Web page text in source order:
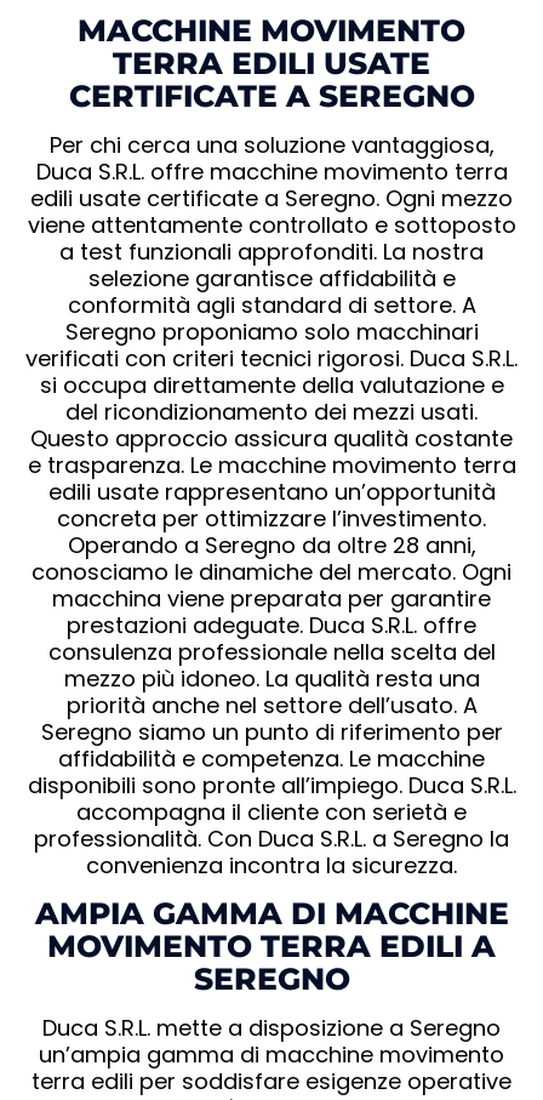
MACCHINE MOVIMENTO
TERRA EDILI USATE
CERTIFICATE A SEREGNO
Per chi cerca una soluzione vantaggiosa,
Duca S.R.L. offre macchine movimento terra
edili usate certificate a Seregno. Ogni mezzo
viene attentamente controllato e sottoposto
a test funzionali approfonditi. La nostra
selezione garantisce affidabilità e
conformità agli standard di settore. A
Seregno proponiamo solo macchinari
verificati con criteri tecnici rigorosi. Duca S.R.L.
si occupa direttamente della valutazione e
del ricondizionamento dei mezzi usati.
Questo approccio assicura qualità costante
e trasparenza. Le macchine movimento terra
edili usate rappresentano un’opportunità
concreta per ottimizzare l’investimento.
Operando a Seregno da oltre 28 anni,
conosciamo le dinamiche del mercato. Ogni
macchina viene preparata per garantire
prestazioni adeguate. Duca S.R.L. offre
consulenza professionale nella scelta del
mezzo più idoneo. La qualità resta una
priorità anche nel settore dell’usato. A
Seregno siamo un punto di riferimento per
affidabilità e competenza. Le macchine
disponibili sono pronte all’impiego. Duca S.R.L.
accompagna il cliente con serietà e
professionalità. Con Duca S.R.L. a Seregno la
convenienza incontra la sicurezza.
AMPIA GAMMA DI MACCHINE
MOVIMENTO TERRA EDILI A
SEREGNO
Duca S.R.L. mette a disposizione a Seregno
un’ampia gamma di macchine movimento
terra edili per soddisfare esigenze operative